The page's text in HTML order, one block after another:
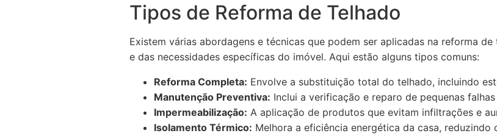
Tipos de Reforma de Telhado
Existem várias abordagens e técnicas que podem ser aplicadas na reforma
e das necessidades específicas do imóvel. Aqui estão alguns tipos comuns:
Reforma Completa: Envolve a substituição total do telhado, incluindo
Manutenção Preventiva: Inclui a verificação e reparo de pequenas
Impermeabilização: A aplicação de produtos que evitam infiltrações e
Isolamento Térmico: Melhora a eficiência energética da casa, reduzindo